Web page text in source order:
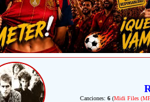
Canciones: 6 (Midi Files